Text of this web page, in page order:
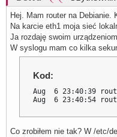
Hej. Mam router na Debianie.
Na karcie eth1 moja sieć
Ja rozdaję swoim
W syslogu mam co kilka
Kod:
Aug  6 23:40:39 router
Aug  6 23:40:54 router
Co zrobiłem nie tak? W /etc/